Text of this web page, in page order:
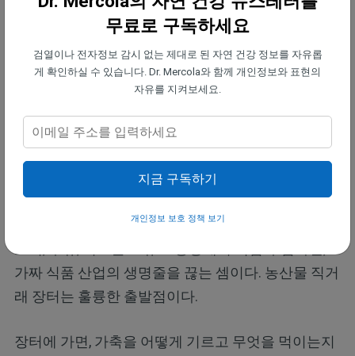
는 유제품뿐 아니라 식품 전반의 생산과 소비 방식이
재편되는 흐름이 이어질 것이다. 다시 말하지만, 이러
한 기술의 추진 목적은 선택지를 늘리는 것이 아니라
당신이 먹는 것을 통째로 대체하는 데 있다. 하지만
것을 선택할 수 있다. 다음은 식품 선택의 자유를 지
1. 가능하면 지역 농장에서 구입하라 —운 좋게 근처
에 지역 농장이 있다면 그것이 가장 좋은 선택이다.
고기, 우유, 치즈를 소규모 농장에서 직접 구입하면,
가짜 식품 산업의 생명줄을 끊는 셈이다. 농산물 직거
래 장터는 훌륭한 출발점이다.
장터에 가면, 가축을 어떻게 기르고 무엇을 먹이는지
무료로 구독하세요
검열이나 전자정보 감시 없는 제대로 된 자연 건강 정보를 자유롭
게 확인하실 수 있습니다. Dr. Mercola와 함께 개인정보와 표현의
자유를 지켜보세요.
지금 구독하기
개인정보 보호 정책 보기